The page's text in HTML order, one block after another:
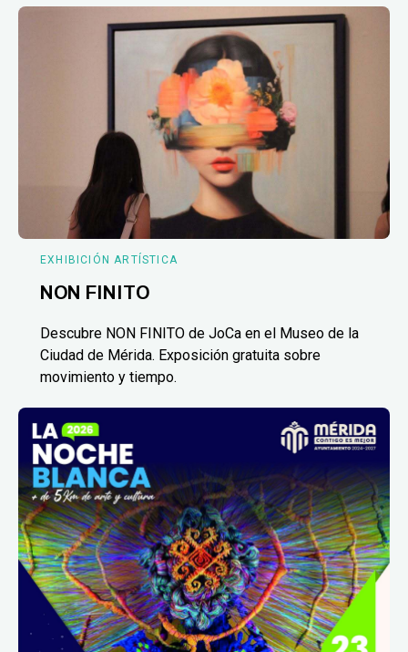
EXHIBICIÓN ARTÍSTICA
NON FINITO
Descubre NON FINITO de JoCa en el Museo de la
Ciudad de Mérida. Exposición gratuita sobre
movimiento y tiempo.